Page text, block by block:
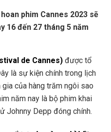
phim Cannes 2023 sẽ
16 đến 27 tháng 5 năm
de Cannes) được tổ
là sự kiện chính trong lịch
của hàng trăm ngôi sao
năm nay là bộ phim khai
Johnny Depp đóng chính.